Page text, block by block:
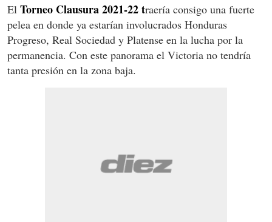
El Torneo Clausura 2021-22 traería consigo una fuerte
pelea en donde ya estarían involucrados Honduras
Progreso, Real Sociedad y Platense en la lucha por la
permanencia. Con este panorama el Victoria no tendría
tanta presión en la zona baja.